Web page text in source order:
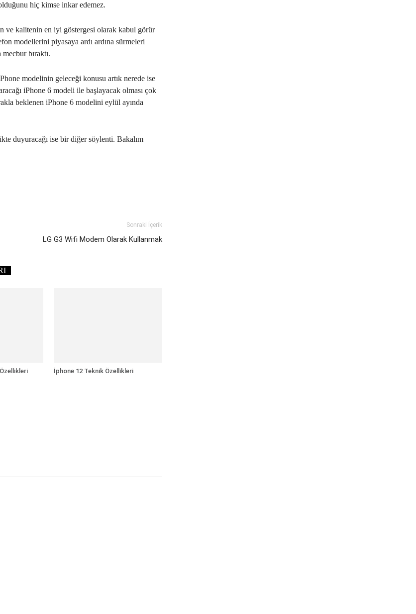
hiç kimse inkar edemez.
kalitenin en iyi göstergesi olarak kabul görür
modellerini piyasaya ardı ardına sürmeleri
bıraktı.
modelinin geleceği konusu artık nerede ise
iPhone 6 modeli ile başlayacak olması çok
beklenen iPhone 6 modelini eylül ayında
duyuracağı ise bir diğer söylenti. Bakalım
Sonraki İçerik
LG G3 Wifi Modem Olarak Kullanmak
İphone 12 Teknik Özellikleri